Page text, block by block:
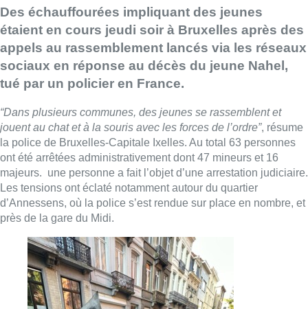
d’Annessens, où la police s’est rendue sur place en nombre, et
près de la gare du Midi.